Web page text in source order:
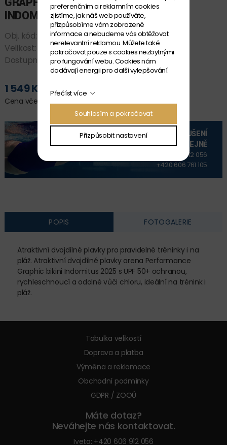
INDOMITUS
Obj. kód:
*P010657-550 D32
Velikost:
D 32
Dostupnost:SKLADEM
1 549 Kč
Cena včetně DPH
PŘIDAT DO KOŠÍKU
VYZKOUŠENÍ
NA PRODEJNĚ
+420 606 912 056
+420 606 761 105
POPIS FOTOGALERIE
Atraktivní dvojdílné plavky pro pravidelné tréninky i na
pláž. Atraktivní dvojdílné plavky arena Performance
Graphic bikini Indomitus 2025 s UPF 50+ ochranou,
rychleschnoucí a odolné vůči chloru, ideální na trénink i
pláž.
Tabulka velikostí
Doprava a platba
Výměna a reklamace
Obchodní podmínky
GDPR / ZOOÚ
Máte dotaz?
Neváhejte nás kontaktovat.
Iveta: +420 606 912 056
preferenčním a reklamním cookies
zjistíme, jak náš web používáte,
přizpůsobíme vám zobrazené
informace a nebudeme vás obtěžovat
nerelevantní reklamou. Můžete také
pokračovat pouze s cookies nezbytnými
pro fungování webu. Cookies nám
dodávají energii pro další vylepšování.
Přečíst více
Souhlasím a pokračovat
Přizpůsobit nastavení